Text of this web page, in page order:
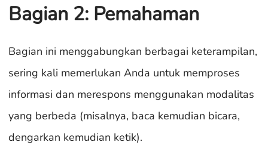
Bagian 2: Pemahaman
Bagian ini menggabungkan berbagai keterampilan,
sering kali memerlukan Anda untuk memproses
informasi dan merespons menggunakan modalitas
yang berbeda (misalnya, baca kemudian bicara,
dengarkan kemudian ketik).